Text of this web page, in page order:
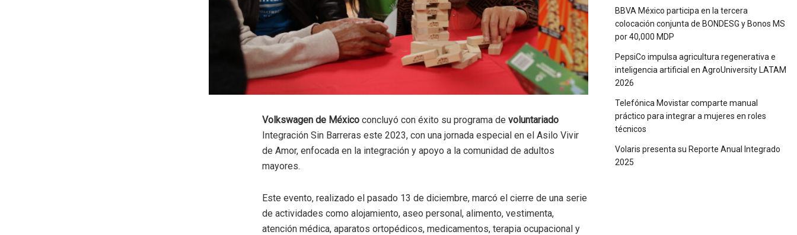
Volkswagen de México concluyó con éxito su programa de voluntariado
Integración Sin Barreras este 2023, con una jornada especial en el Asilo Vivir
de Amor, enfocada en la integración y apoyo a la comunidad de adultos
mayores.
Este evento, realizado el pasado 13 de diciembre, marcó el cierre de una serie
de actividades como alojamiento, aseo personal, alimento, vestimenta,
atención médica, aparatos ortopédicos, medicamentos, terapia ocupacional y
BBVA México participa en la tercera
colocación conjunta de BONDESG y Bonos MS
por 40,000 MDP
PepsiCo impulsa agricultura regenerativa e
inteligencia artificial en AgroUniversity LATAM
2026
Telefónica Movistar comparte manual
práctico para integrar a mujeres en roles
técnicos
Volaris presenta su Reporte Anual Integrado
2025